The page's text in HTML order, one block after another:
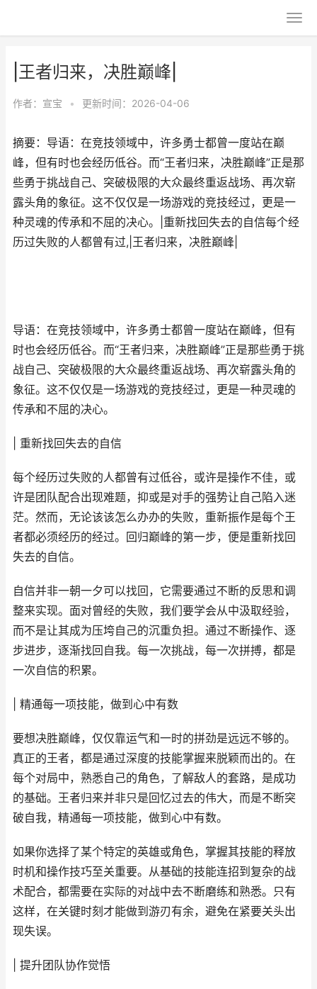
|王者归来，决胜巅峰|
作者： 宣宝 • 更新时间：2026-04-06
摘要：导语：在竞技领域中，许多勇士都曾一度站在巅
峰，但有时也会经历低谷。而“王者归来，决胜巅峰”正是那
些勇于挑战自己、突破极限的大众最终重返战场、再次崭
露头角的象征。这不仅仅是一场游戏的竞技经过，更是一
种灵魂的传承和不屈的决心。|重新找回失去的自信每个经
历过失败的人都曾有过,|王者归来，决胜巅峰|
导语：在竞技领域中，许多勇士都曾一度站在巅峰，但有
时也会经历低谷。而“王者归来，决胜巅峰”正是那些勇于挑
战自己、突破极限的大众最终重返战场、再次崭露头角的
象征。这不仅仅是一场游戏的竞技经过，更是一种灵魂的
传承和不屈的决心。
| 重新找回失去的自信
每个经历过失败的人都曾有过低谷，或许是操作不佳，或
许是团队配合出现难题，抑或是对手的强势让自己陷入迷
茫。然而，无论该该怎么办办的失败，重新振作是每个王
者都必须经历的经过。回归巅峰的第一步，便是重新找回
失去的自信。
自信并非一朝一夕可以找回，它需要通过不断的反思和调
整来实现。面对曾经的失败，我们要学会从中汲取经验，
而不是让其成为压垮自己的沉重负担。通过不断操作、逐
步进步，逐渐找回自我。每一次挑战，每一次拼搏，都是
一次自信的积累。
| 精通每一项技能，做到心中有数
要想决胜巅峰，仅仅靠运气和一时的拼劲是远远不够的。
真正的王者，都是通过深度的技能掌握来脱颖而出的。在
每个对局中，熟悉自己的角色，了解敌人的套路，是成功
的基础。王者归来并非只是回忆过去的伟大，而是不断突
破自我，精通每一项技能，做到心中有数。
如果你选择了某个特定的英雄或角色，掌握其技能的释放
时机和操作技巧至关重要。从基础的技能连招到复杂的战
术配合，都需要在实际的对战中去不断磨练和熟悉。只有
这样，在关键时刻才能做到游刃有余，避免在紧要关头出
现失误。
| 提升团队协作觉悟